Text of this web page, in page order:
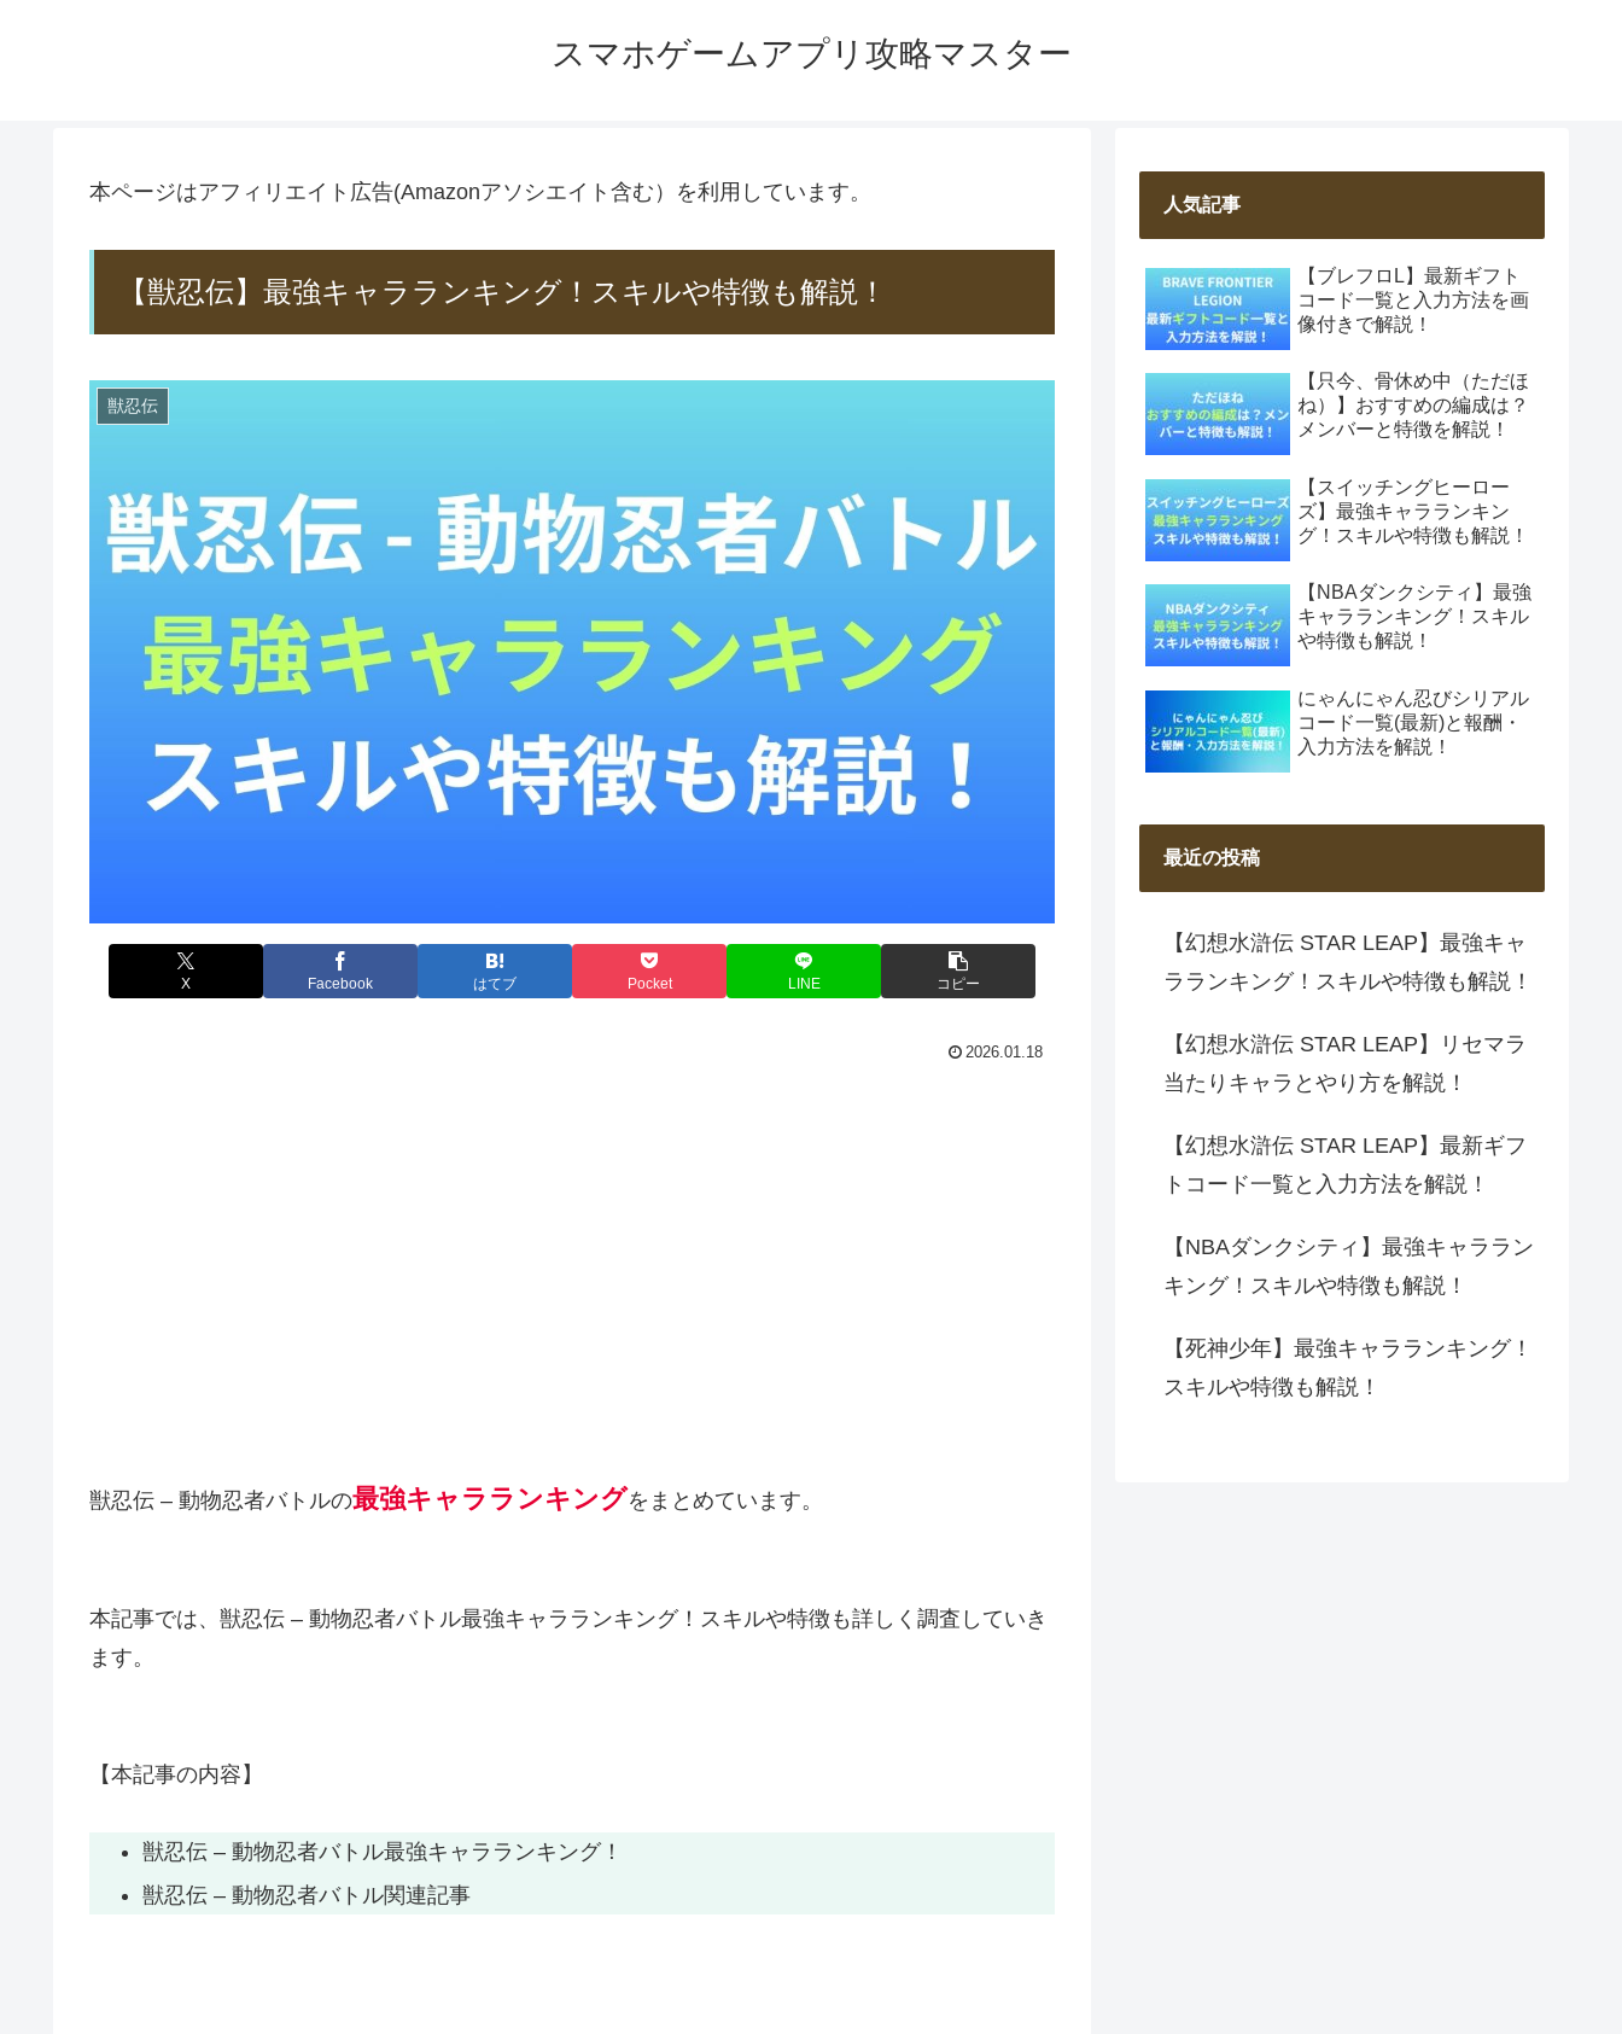
スマホゲームアプリ攻略マスター
本ページはアフィリエイト広告(Amazonアソシエイト含む）を利用しています。
【獣忍伝】最強キャラランキング！スキルや特徴も解説！
獣忍伝
X Facebook はてブ Pocket LINE コピー
2026.01.18
獣忍伝 – 動物忍者バトルの最強キャラランキングをまとめています。
本記事では、獣忍伝 – 動物忍者バトル最強キャラランキング！スキルや特徴も詳しく調査していき
ます。
【本記事の内容】
獣忍伝 – 動物忍者バトル最強キャラランキング！
獣忍伝 – 動物忍者バトル関連記事
人気記事
【ブレフロL】最新ギフト
コード一覧と入力方法を画
像付きで解説！
【只今、骨休め中（ただほ
ね）】おすすめの編成は？
メンバーと特徴を解説！
【スイッチングヒーロー
ズ】最強キャラランキン
グ！スキルや特徴も解説！
【NBAダンクシティ】最強
キャラランキング！スキル
や特徴も解説！
にゃんにゃん忍びシリアル
コード一覧(最新)と報酬・
入力方法を解説！
最近の投稿
【幻想水滸伝 STAR LEAP】最強キャ
ラランキング！スキルや特徴も解説！
【幻想水滸伝 STAR LEAP】リセマラ
当たりキャラとやり方を解説！
【幻想水滸伝 STAR LEAP】最新ギフ
トコード一覧と入力方法を解説！
【NBAダンクシティ】最強キャララン
キング！スキルや特徴も解説！
【死神少年】最強キャラランキング！
スキルや特徴も解説！